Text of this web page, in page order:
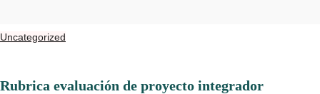
Uncategorized
Rubrica evaluación de proyecto integrador